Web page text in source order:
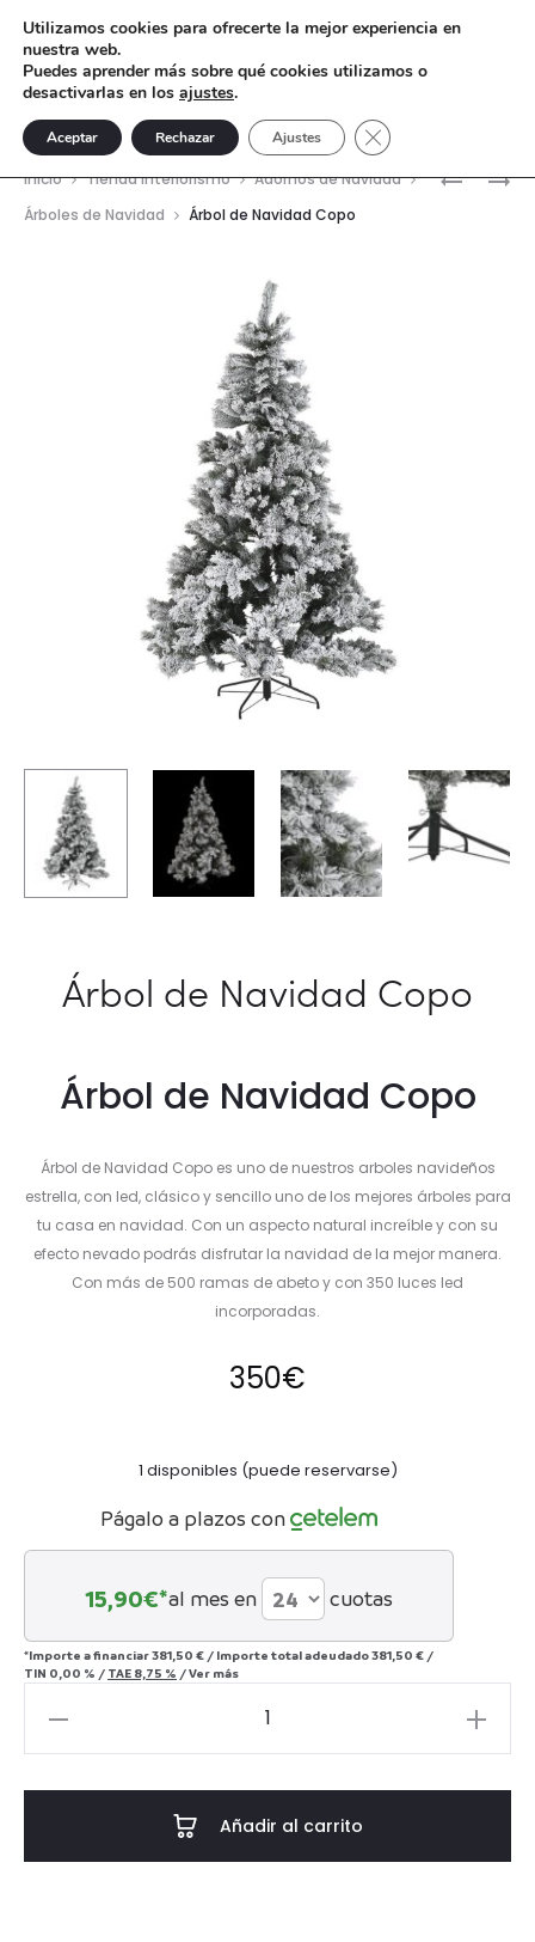
ÁRBOL
ÁRBOL
Inicio Tienda interiorismo
Adornos de Navidad
Árboles de Navidad
Árbol de Navidad Copo
Árbol de Navidad Copo
Árbol de Navidad Copo
Árbol de Navidad Copo es uno de nuestros arboles navideños
estrella, con led, clásico y sencillo uno de los mejores árboles para
tu casa en navidad. Con un aspecto natural increíble y con su
efecto nevado podrás disfrutar la navidad de la mejor manera.
Con más de 500 ramas de abeto y con 350 luces led
incorporadas.
350€
1 disponibles (puede reservarse)
Págalo a plazos con
15,90€*al mes en cuotas
*Importe a financiar381,50 € / Importe total adeudado381,50 € /
TIN 0,00 % / TAE 8,75 % /Ver más
Añadir al carrito
Utilizamos cookies para ofrecerte la mejor experiencia en
nuestra web.
Puedes aprender más sobre qué cookies utilizamos o
desactivarlas en los ajustes.
Aceptar Rechazar Ajustes Cerrar el banner de